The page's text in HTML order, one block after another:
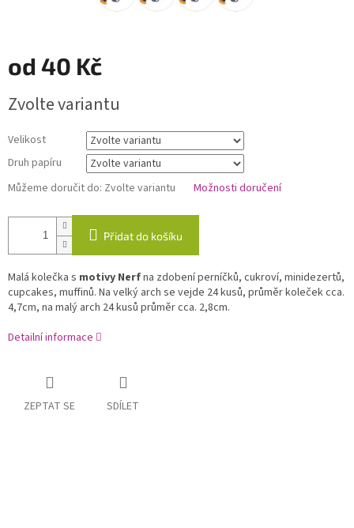
od 40 Kč
cena:
Zvolte variantu
Velikost
Druh papíru
Můžeme doručit do: Zvolte variantu Možnosti doručení
Přidat do košíku
Malá kolečka s motivy Nerfna zdobení perníčků, cukroví, minidezertů,
cupcakes, muffinů. Na velký arch se vejde 24 kusů, průměr koleček cca.
4,7cm, na malý arch 24 kusů průměr cca. 2,8cm.
Detailní informace
ZEPTAT SE SDÍLET